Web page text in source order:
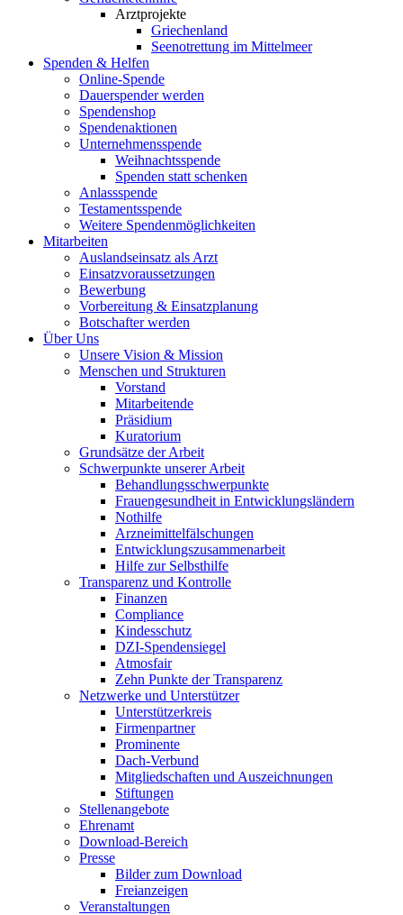
Arztprojekte
Griechenland
Seenotrettung im Mittelmeer
Spenden & Helfen
Online-Spende
Dauerspender werden
Spendenshop
Spendenaktionen
Unternehmens­spende
Weihnachtsspende
Spenden statt schenken
Anlassspende
Testamentsspende
Weitere Spenden­möglichkeiten
Mitarbeiten
Auslandseinsatz als Arzt
Einsatzvoraussetzungen
Bewerbung
Vorbereitung & Einsatzplanung
Botschafter werden
Über Uns
Unsere Vision & Mission
Menschen und Strukturen
Vorstand
Mitarbeitende
Präsidium
Kuratorium
Grundsätze der Arbeit
Schwerpunkte unserer Arbeit
Behandlungs­schwerpunkte
Frauengesundheit in Entwicklungsländern
Nothilfe
Arzneimittel­fälschungen
Entwicklungs­zusammenarbeit
Hilfe zur Selbsthilfe
Transparenz und Kontrolle
Finanzen
Compliance
Kindesschutz
DZI-Spendensiegel
Atmosfair
Zehn Punkte der Transparenz
Netzwerke und Unterstützer
Unterstützerkreis
Firmenpartner
Prominente
Dach-Verbund
Mitgliedschaften und Auszeichnungen
Stiftungen
Stellenangebote
Ehrenamt
Download-Bereich
Presse
Bilder zum Download
Freianzeigen
Veranstaltungen